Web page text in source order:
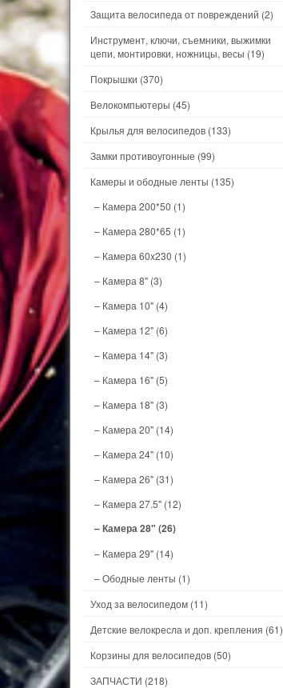
Защита велосипеда от повреждений (2)
Инструмент, ключи, съемники, выжимки
цепи, монтировки, ножницы, весы (19)
Покрышки (370)
Велокомпьютеры (45)
Крылья для велосипедов (133)
Замки противоугонные (99)
Камеры и ободные ленты (135)
– Камера 200*50 (1)
– Камера 280*65 (1)
– Камера 60x230 (1)
– Камера 8" (3)
– Камера 10" (4)
– Камера 12" (6)
– Камера 14" (3)
– Камера 16" (5)
– Камера 18" (3)
– Камера 20" (14)
– Камера 24" (10)
– Камера 26" (31)
– Камера 27.5" (12)
– Камера 28" (26)
– Камера 29" (14)
– Ободные ленты (1)
Уход за велосипедом (11)
Детские велокресла и доп. крепления (61)
Корзины для велосипедов (50)
ЗАПЧАСТИ (218)